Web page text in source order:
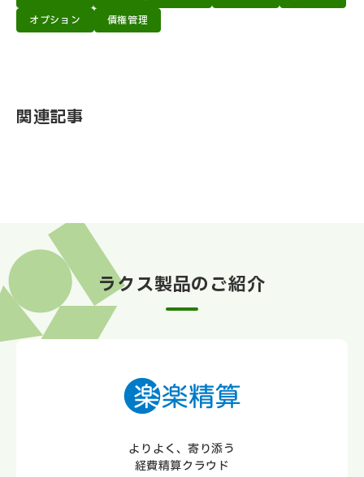
オプション
債権管理
関連記事
ラクス製品のご紹介
よりよく、寄り添う
経費精算クラウド